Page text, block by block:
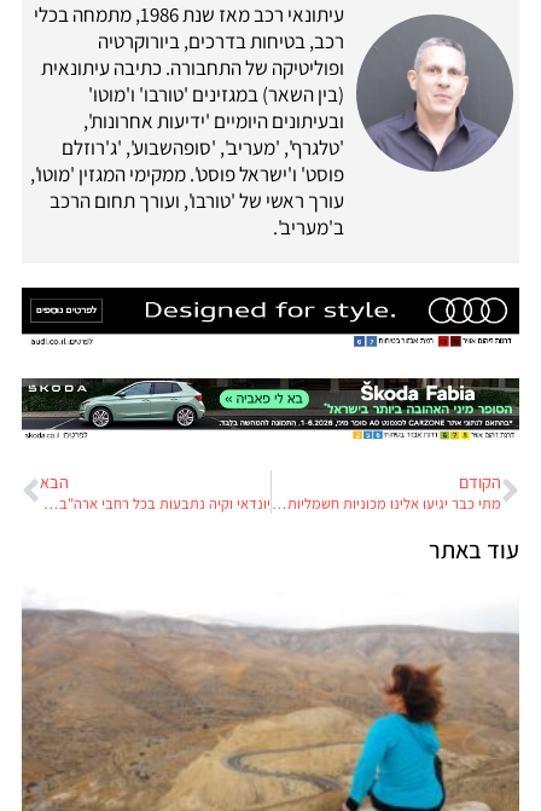
עיתונאי רכב מאז שנת 1986, מתמחה בכלי
רכב, בטיחות בדרכים, ביורוקרטיה
ופוליטיקה של התחבורה. כתיבה עיתונאית
(בין השאר) במגזינים 'טורבו' ו'מוטו'
ובעיתונים היומיים 'ידיעות אחרונות',
'טלגרף', 'מעריב', 'סופהשבוע', 'ג'רוזלם
פוסט' ו'ישראל פוסט'. ממקימי המגזין 'מוטו',
עורך ראשי של 'טורבו', ועורך תחום הרכב
ב'מעריב'.
הקודם
מתי כבר יגיעו אלינו מכוניות חשמליות קטנות וזולות?
הבא
יונדאי וקיה נתבעות בכל רחבי ארה"ב: קל מידי לגנוב אותן
עוד באתר